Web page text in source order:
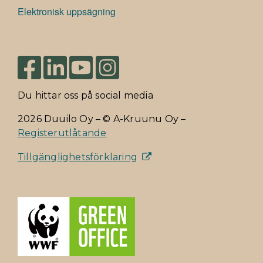
Elektronisk uppsägning
Du hittar oss på social media
2026 Duuilo Oy – © A-Kruunu Oy –
Registerutlåtande
Tillgänglighetsförklaring